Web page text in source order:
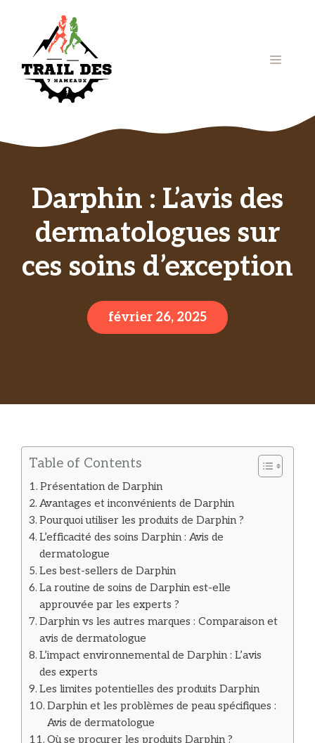
contenu
Menu
Darphin : L’avis des
dermatologues sur
ces soins d’exception
février 26, 2025
Table of Contents
Présentation de Darphin
Avantages et inconvénients de Darphin
Pourquoi utiliser les produits de Darphin ?
L’efficacité des soins Darphin : Avis de
dermatologue
Les best-sellers de Darphin
La routine de soins de Darphin est-elle
approuvée par les experts ?
Darphin vs les autres marques : Comparaison et
avis de dermatologue
L’impact environnemental de Darphin : L’avis
des experts
Les limites potentielles des produits Darphin
Darphin et les problèmes de peau spécifiques :
Avis de dermatologue
Où se procurer les produits Darphin ?